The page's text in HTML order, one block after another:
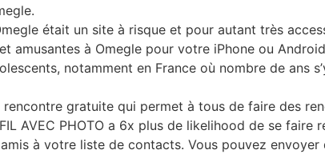
était un site à risque et pour autant très
amusantes à Omegle pour votre iPhone ou
notamment en France où nombre de ans
gratuite qui permet à tous de faire des
AVEC PHOTO a 6x plus de likelihood de se faire
à votre liste de contacts. Vous pouvez